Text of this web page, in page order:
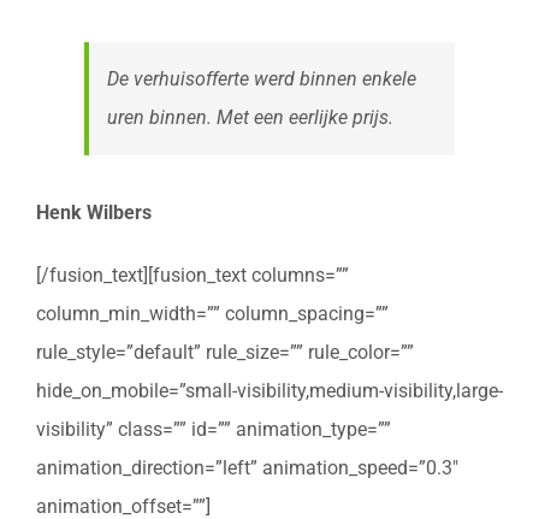
De verhuisofferte werd binnen enkele
uren binnen. Met een eerlijke prijs.
Henk Wilbers
[/fusion_text][fusion_text columns=””
column_min_width=”” column_spacing=””
rule_style=”default” rule_size=”” rule_color=””
hide_on_mobile=”small-visibility,medium-visibility,large-
visibility” class=”” id=”” animation_type=””
animation_direction=”left” animation_speed=”0.3″
animation_offset=””]